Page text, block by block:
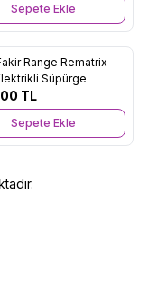
Sepete Ekle
Ekle
Range Rematrix
Süpürge
TL
Sepete Ekle